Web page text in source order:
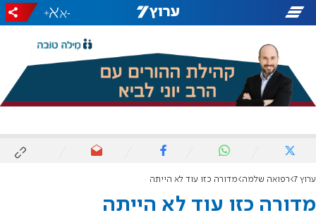
-
+
ערוץ 7 רפואה שלמה מדורה כזו עוד לא הייתה
מדורה כזו עוד לא הייתה